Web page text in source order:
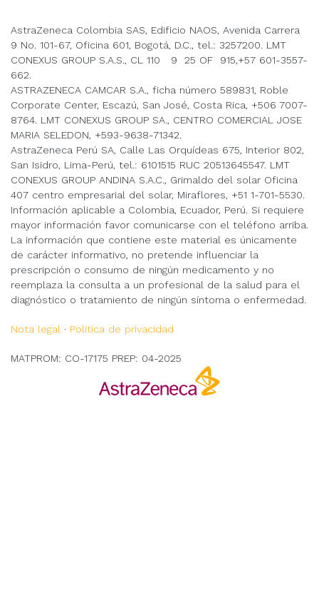
AstraZeneca Colombia SAS, Edificio NAOS, Avenida Carrera
9 No. 101-67, Oficina 601, Bogotá, D.C., tel.: 3257200. LMT
CONEXUS GROUP S.A.S., CL 110 9 25 OF 915,+57 601-3557-
662.
ASTRAZENECA CAMCAR S.A., ficha número 589831, Roble
Corporate Center, Escazú, San José, Costa Rica, +506 7007-
8764. LMT CONEXUS GROUP SA., CENTRO COMERCIAL JOSE
MARIA SELEDON, +593-9638-71342.
AstraZeneca Perú SA, Calle Las Orquídeas 675, Interior 802,
San Isidro, Lima-Perú, tel.: 6101515 RUC 20513645547. LMT
CONEXUS GROUP ANDINA S.A.C., Grimaldo del solar Oficina
407 centro empresarial del solar, Miraflores, +51 1-701-5530.
Información aplicable a Colombia, Ecuador, Perú. Si requiere
mayor información favor comunicarse con el teléfono arriba.
La información que contiene este material es únicamente
de carácter informativo, no pretende influenciar la
prescripción o consumo de ningún medicamento y no
reemplaza la consulta a un profesional de la salud para el
diagnóstico o tratamiento de ningún síntoma o enfermedad.
Nota legal · Politica de privacidad
MATPROM: CO-17175 PREP: 04-2025